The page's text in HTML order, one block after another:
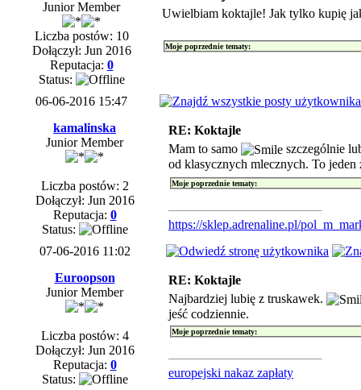
Junior Member
Liczba postów: 10
Dołączył: Jun 2016
Reputacja: 0
Status:
Uwielbiam koktajle! Jak tylko kupię
Moje poprzednie tematy:
06-06-2016 15:47
kamalinska
Junior Member
Liczba postów: 2
Dołączył: Jun 2016
Reputacja: 0
Status:
RE: Koktajle
Mam to samo
szczególnie
od klasycznych mlecznych. To
Moje poprzednie tematy:
https://sklep.adrenaline.pl/
07-06-2016 11:02
Euroopson
Junior Member
Liczba postów: 4
Dołączył: Jun 2016
Reputacja: 0
Status:
RE: Koktajle
Najbardziej lubię z truskawek.
jeść codziennie.
Moje poprzednie tematy:
europejski nakaz zapłaty